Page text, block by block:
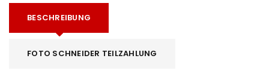
BESCHREIBUNG
FOTO SCHNEIDER TEILZAHLUNG